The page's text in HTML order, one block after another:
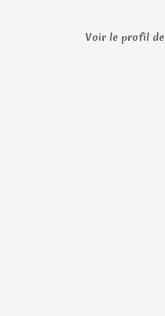
Voir le profil de